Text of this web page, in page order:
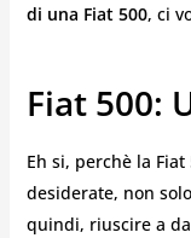
di una Fiat 500, ci
Fiat 500:
Eh si, perchè la
desiderate, non
quindi, riuscire a